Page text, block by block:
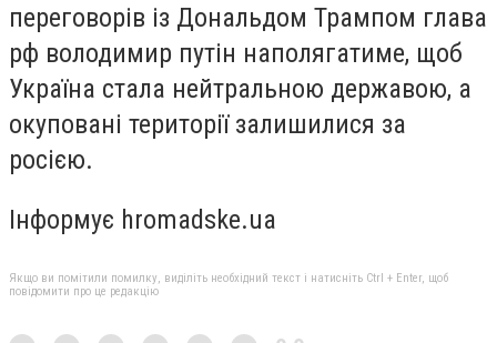
переговорів із Дональдом Трампом глава
рф володимир путін наполягатиме, щоб
Україна стала нейтральною державою, а
окуповані території залишилися за
росією.
Інформує hromadske.ua
Якщо ви помітили помилку, виділіть необхідний текст і натисніть Ctrl + Enter, щоб
повідомити про це редакцію